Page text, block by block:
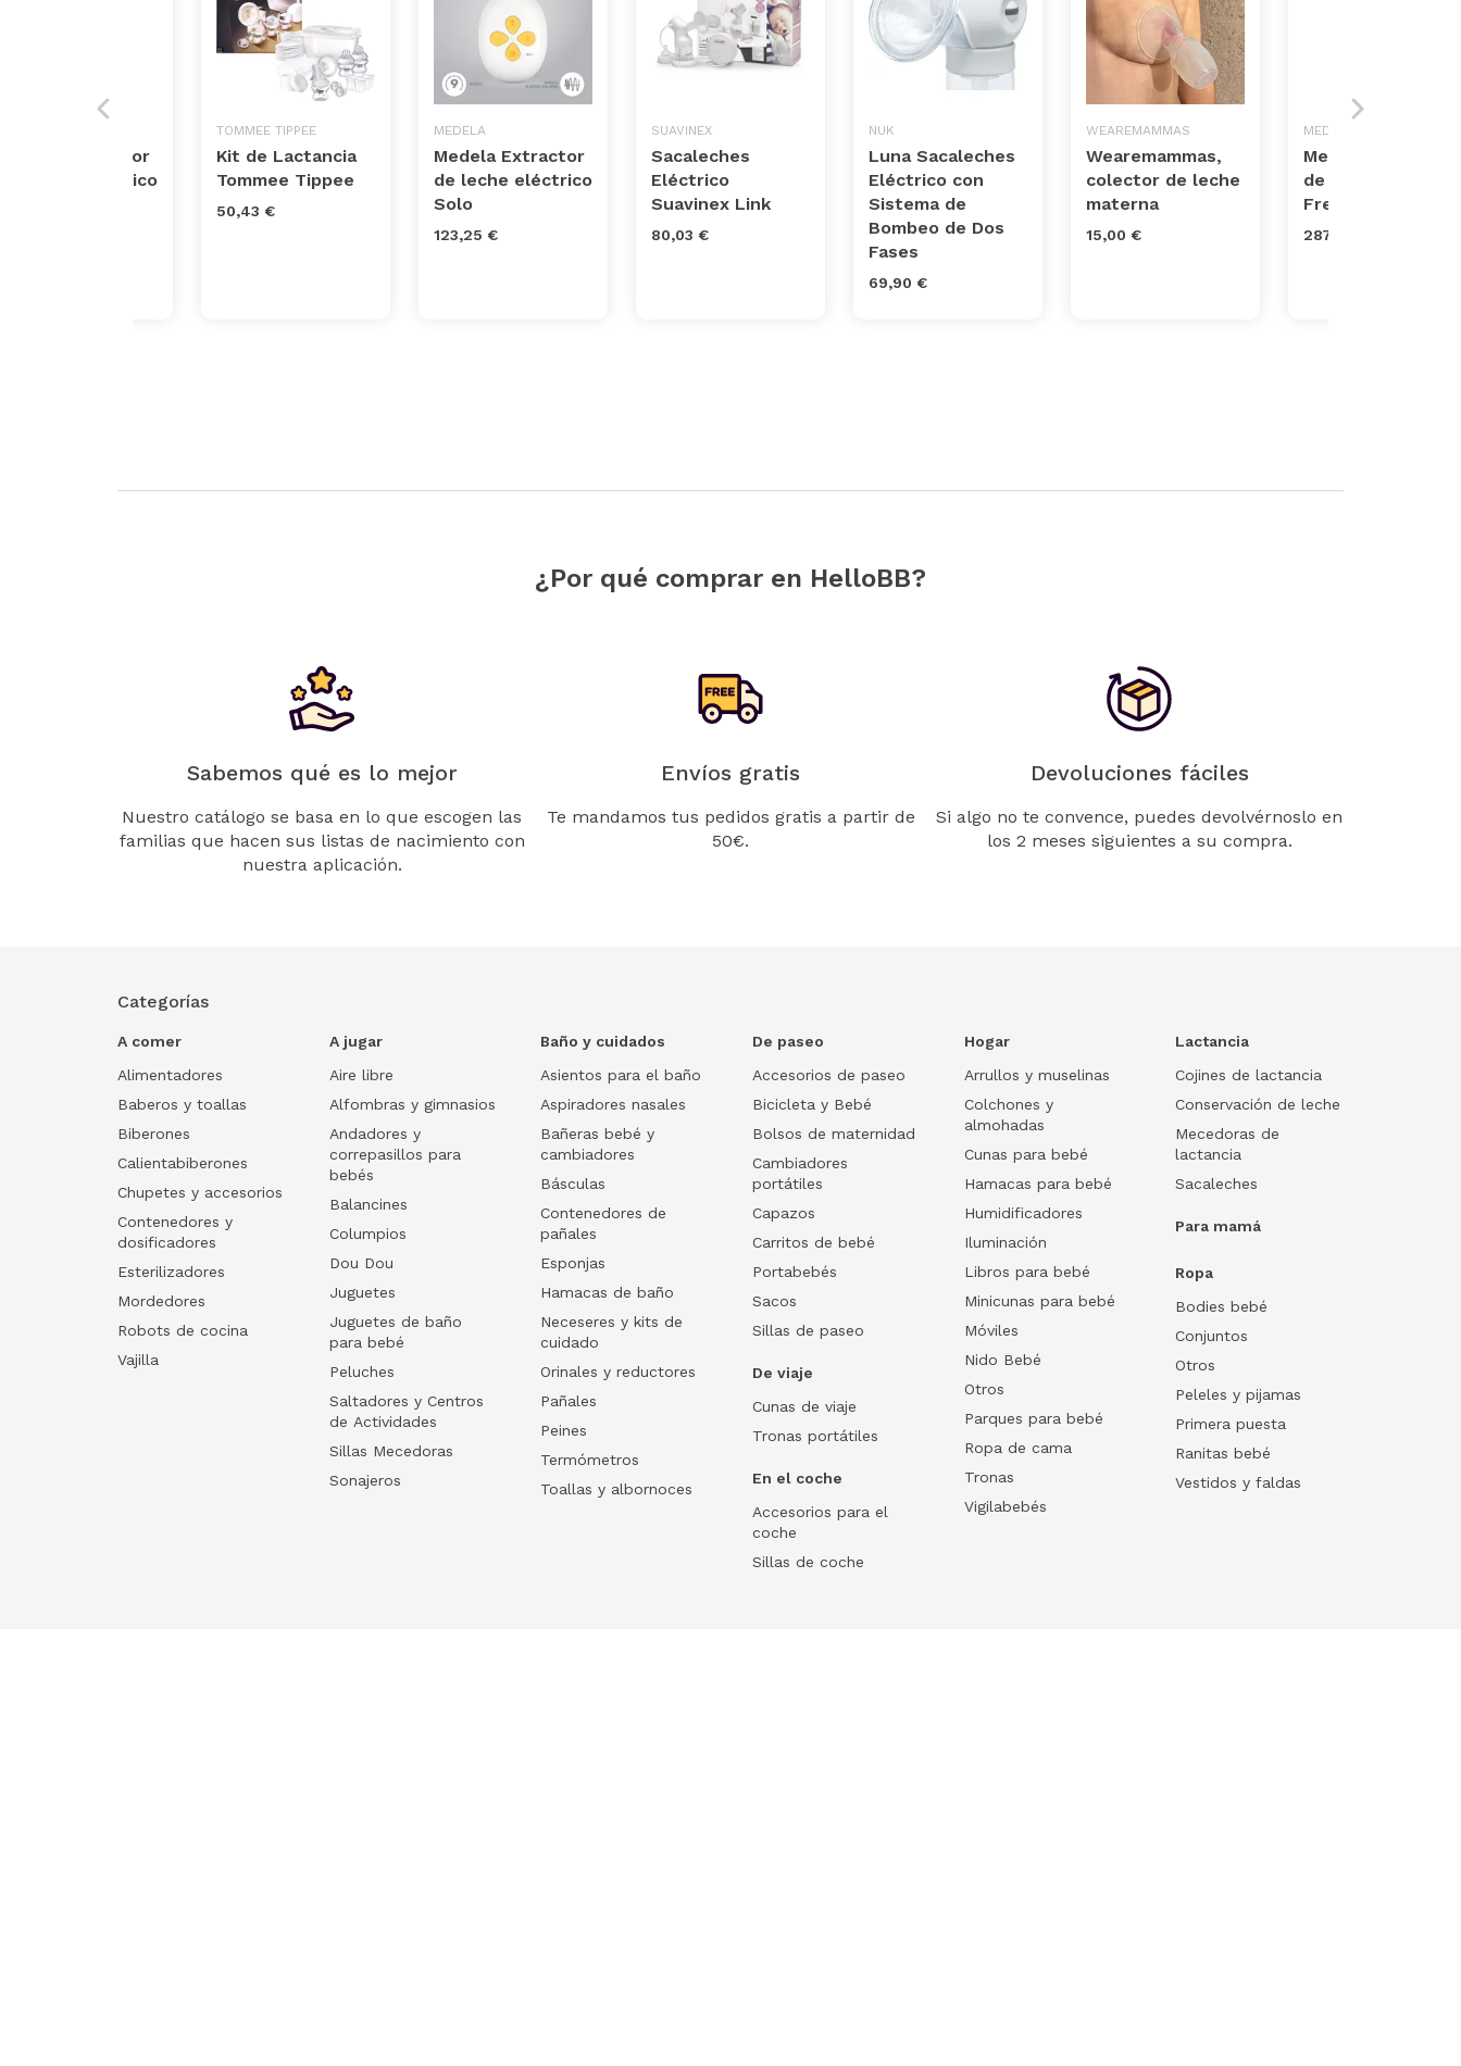
Extractor
leche eléctrico
TOMMEE TIPPEE
Kit de Lactancia
Tommee Tippee
50,43 €
MEDELA
Medela Extractor
de leche eléctrico
Solo
123,25 €
SUAVINEX
Sacaleches
Eléctrico
Suavinex Link
80,03 €
NUK
Luna Sacaleches
Eléctrico con
Sistema de
Bombeo de Dos
Fases
69,90 €
WEAREMAMMAS
Wearemammas,
colector de leche
materna
15,00 €
MEDELA
Medela Extractor
de leche eléctrico
Freestyle Flex
287,60 €
¿Por qué comprar en HelloBB?
Sabemos qué es lo mejor
Nuestro catálogo se basa en lo que escogen las
familias que hacen sus listas de nacimiento con
nuestra aplicación.
Envíos gratis
Te mandamos tus pedidos gratis a partir de
50€.
Devoluciones fáciles
Si algo no te convence, puedes devolvérnoslo en
los 2 meses siguientes a su compra.
Categorías
A comer
Alimentadores
Baberos y toallas
Biberones
Calientabiberones
Chupetes y accesorios
Contenedores y
dosificadores
Esterilizadores
Mordedores
Robots de cocina
Vajilla
A jugar
Aire libre
Alfombras y gimnasios
Andadores y
correpasillos para
bebés
Balancines
Columpios
Dou Dou
Juguetes
Juguetes de baño
para bebé
Peluches
Saltadores y Centros
de Actividades
Sillas Mecedoras
Sonajeros
Baño y cuidados
Asientos para el baño
Aspiradores nasales
Bañeras bebé y
cambiadores
Básculas
Contenedores de
pañales
Esponjas
Hamacas de baño
Neceseres y kits de
cuidado
Orinales y reductores
Pañales
Peines
Termómetros
Toallas y albornoces
De paseo
Accesorios de paseo
Bicicleta y Bebé
Bolsos de maternidad
Cambiadores
portátiles
Capazos
Carritos de bebé
Portabebés
Sacos
Sillas de paseo
De viaje
Cunas de viaje
Tronas portátiles
En el coche
Accesorios para el
coche
Sillas de coche
Hogar
Arrullos y muselinas
Colchones y
almohadas
Cunas para bebé
Hamacas para bebé
Humidificadores
Iluminación
Libros para bebé
Minicunas para bebé
Móviles
Nido Bebé
Otros
Parques para bebé
Ropa de cama
Tronas
Vigilabebés
Lactancia
Cojines de lactancia
Conservación de leche
Mecedoras de
lactancia
Sacaleches
Para mamá
Ropa
Bodies bebé
Conjuntos
Otros
Peleles y pijamas
Primera puesta
Ranitas bebé
Vestidos y faldas